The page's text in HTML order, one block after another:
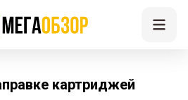
картриджей